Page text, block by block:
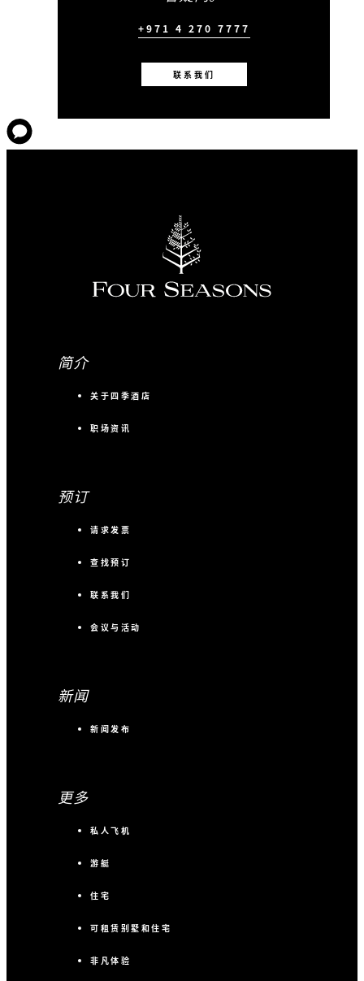
+971 4 270 7777
联系我们
简介
关于四季酒店
职场资讯
预订
请求发票
查找预订
联系我们
会议与活动
新闻
新闻发布
更多
私人飞机
游艇
住宅
可租赁别墅和住宅
非凡体验